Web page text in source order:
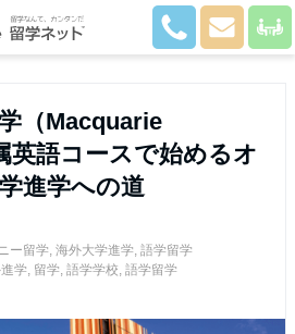
（Macquarie
英語コースで始めるオ
進学への道
ー留学, 海外大学進学, 語学留学
学, 留学, 語学学校, 語学留学